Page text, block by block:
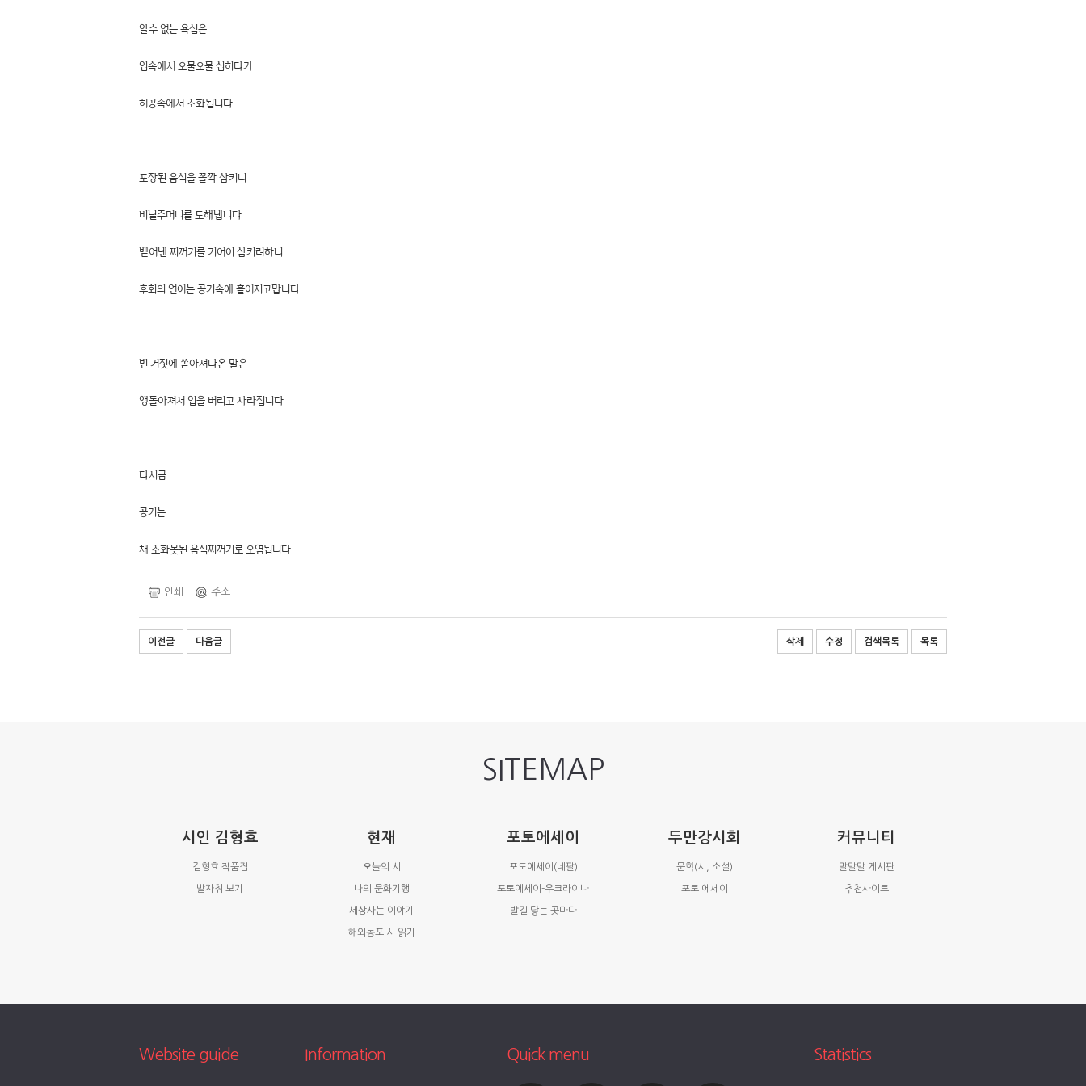
알수 없는 욕심은
입속에서 오물오물 십히다가
허공속에서 소화됩니다
포장된 음식을 꼴깍 삼키니
비닐주머니를 토해냅니다
뱉어낸 찌꺼기를 기어이 삼키려하니
후회의 언어는 공기속에 흩어지고맙니다
빈 거짓에 쏟아져나온 말은
앵돌아져서 입을 버리고 사라집니다
다시금
공기는
채 소화못된 음식찌꺼기로 오염됩니다
인쇄 주소
이전글 다음글 삭제 수정 검색목록 목록
SITEMAP
시인 김형효
김형효 작품집
발자취 보기
현재
오늘의 시
나의 문화기행
세상사는 이야기
해외동포 시 읽기
포토에세이
포토에세이(네팔)
포토에세이-우크라이나
발길 닿는 곳마다
두만강시회
문학(시, 소설)
포토 에세이
커뮤니티
말말말 게시판
추천사이트
Website guide Information Quick menu Statistics